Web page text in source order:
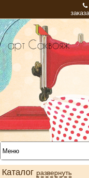
Каталог развернуть